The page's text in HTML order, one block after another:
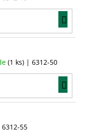
(1 ks) | 6312-50
55